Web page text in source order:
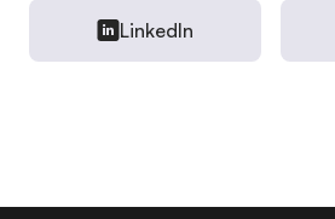
LinkedIn